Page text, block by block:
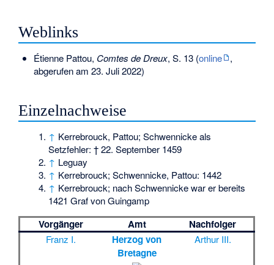
Weblinks
Étienne Pattou, Comtes de Dreux, S. 13 (online
,
abgerufen am 23. Juli 2022)
Einzelnachweise
↑ Kerrebrouck, Pattou; Schwennicke als
Setzfehler: † 22. September 1459
↑ Leguay
↑ Kerrebrouck; Schwennicke, Pattou: 1442
↑ Kerrebrouck; nach Schwennicke war er bereits
1421 Graf von Guingamp
Vorgänger Amt Nachfolger
Franz I.
Herzog von
Bretagne
Arthur III.